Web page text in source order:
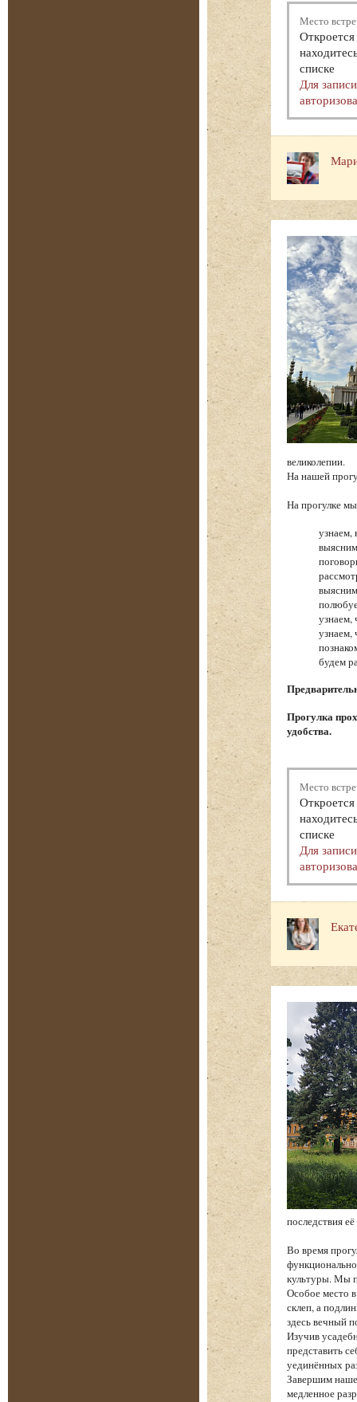
Место
списке
Для
великолепии.
На нашей
На прогулке
узнаем,
узнаем,
будем
Прогулка
удобства.
Место
списке
Для
последствия
Во время
культуры. Мы
Особое место
склеп, а
здесь вечный
Изучив
представить
уединённых
Завершим
медленное